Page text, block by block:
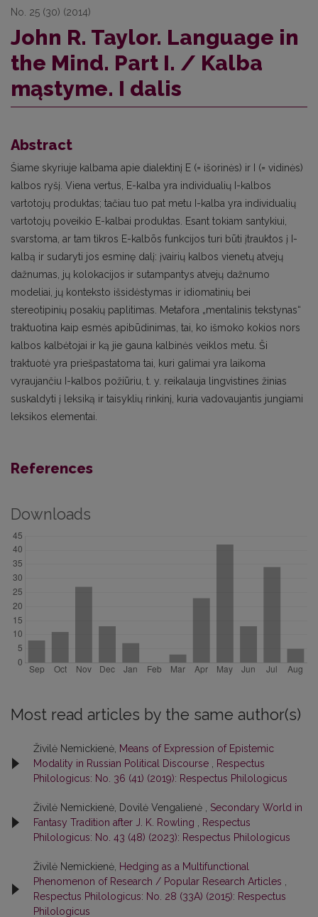
No. 25 (30) (2014)
John R. Taylor. Language in
the Mind. Part I. / Kalba
mąstyme. I dalis
Abstract
Šiame skyriuje kalbama apie dialektinį E (= išorinės) ir I (= vidinės)
kalbos ryšį. Viena vertus, E-kalba yra individualių I-kalbos
vartotojų produktas; tačiau tuo pat metu I-kalba yra individualių
vartotojų poveikio E-kalbai produktas. Esant tokiam santykiui,
svarstoma, ar tam tìkros E-kalbõs funkcijos turi būti įtrauktos į I-
kalbą ir sudaryti jos esminę dalį: įvairių kalbos vienetų atvejų
dažnumas, jų kolokacijos ir sutampantys atvejų dažnumo
modeliai, jų konteksto išsidėstymas ir idiomatinių bei
stereotipinių posakių paplitimas. Metafora „mentalinis tekstynas“
traktuotina kaip esmės apibūdinimas, tai, ko išmoko kokios nors
kalbos kalbėtojai ir ką jie gauna kalbinės veiklos metu. Ši
traktuotė yra priešpastatoma tai, kuri galimai yra laikoma
vyraujančiu I-kalbos požiūriu, t. y. reikalauja lingvistines žinias
suskaldyti į leksiką ir taisyklių rinkinį, kuria vadovaujantis jungiami
leksikos elementai.
References
Downloads
Most read articles by the same author(s)
Živilė Nemickienė, Means of Expression of Epistemic
Modality in Russian Political Discourse
Respectus
Philologicus: No. 36 (41) (2019): Respectus Philologicus
Živilė Nemickienė, Dovilė Vengalienė , Secondary World in
Fantasy Tradition after J. K. Rowling
Respectus
Philologicus: No. 43 (48) (2023): Respectus Philologicus
Živilė Nemickienė, Hedging as a Multifunctional
Phenomenon of Research / Popular Research Articles
Respectus Philologicus: No. 28 (33A) (2015): Respectus
Philologicus